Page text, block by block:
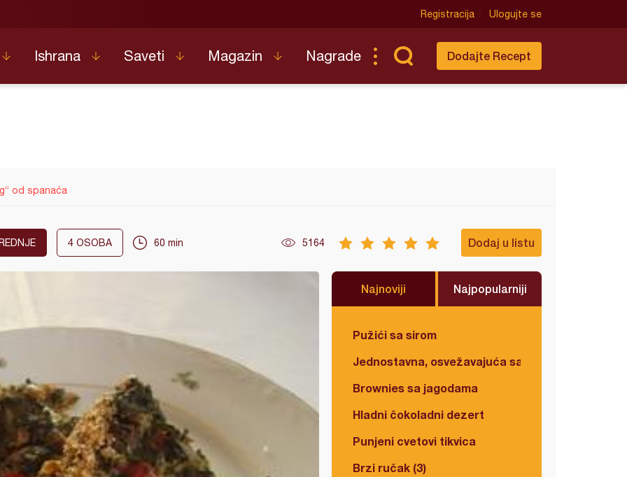
Registracija Ulogujte se
Ishrana Saveti Magazin Nagrade Dodajte Recept
od spanaća
4 OSOBA 60 min 5164 Dodaj u listu
Najnoviji Najpopularniji
Pužići sa sirom
Jednostavna, osvežavajuća salata
Brownies sa jagodama
Hladni čokoladni dezert
Punjeni cvetovi tikvica
Brzi ručak (3)